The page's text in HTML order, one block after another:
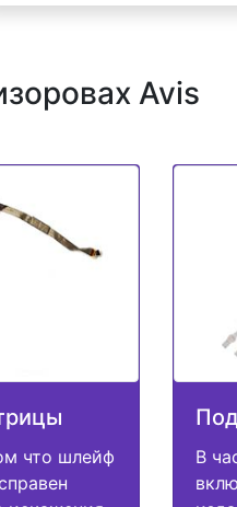
Avis
что шлейф
В